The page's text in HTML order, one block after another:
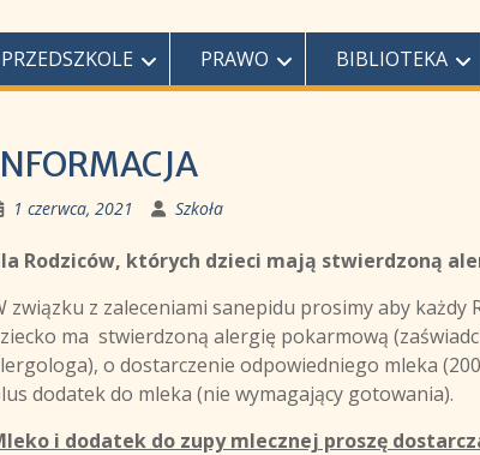
PRZEDSZKOLE PRAWO BIBLIOTEKA
1 czerwca, 2021 Szkoła
Rodziców, których dzieci mają stwierdzoną
związku z zaleceniami sanepidu prosimy aby każdy
ma stwierdzoną alergię pokarmową
o dostarczenie odpowiedniego mleka
dodatek do mleka (nie wymagający gotowania).
i dodatek do zupy mlecznej proszę